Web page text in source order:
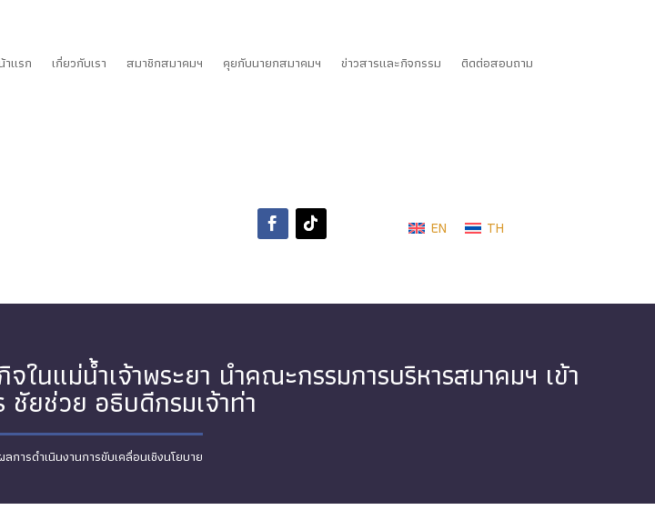
าแรก เกี่ยวกับเรา สมาชิกสมาคมฯ คุยกับนายกสมาคมฯ ข่าวสารและกิจกรรม ติดต่อสอบถาม
EN TH
นแม่น้ำเจ้าพระยา นำคณะกรรมการบริหารสมาคมฯ เข้า
ยช่วย อธิบดีกรมเจ้าท่า
การดำเนินงานการขับเคลื่อนเชิงนโยบาย